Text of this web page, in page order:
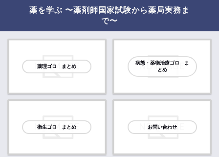
薬を学ぶ 〜薬剤師国家試験から薬局実務ま
で〜
薬理ゴロ まとめ
病態・薬物治療ゴロ ま
とめ
衛生ゴロ まとめ お問い合わせ